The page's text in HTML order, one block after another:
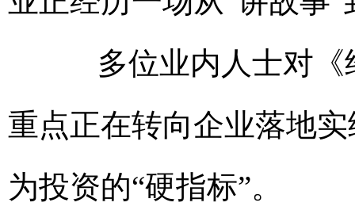
多位业内人士对《
重点正在转向企业落地
为投资的“硬指标”。